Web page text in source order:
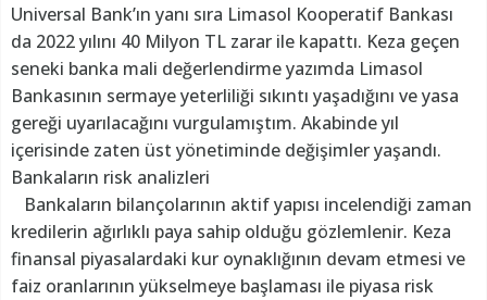
Universal Bank’ın yanı sıra Limasol Kooperatif Bankası
da 2022 yılını 40 Milyon TL zarar ile kapattı. Keza geçen
seneki banka mali değerlendirme yazımda Limasol
Bankasının sermaye yeterliliği sıkıntı yaşadığını ve yasa
gereği uyarılacağını vurgulamıştım. Akabinde yıl
içerisinde zaten üst yönetiminde değişimler yaşandı.
Bankaların risk analizleri
Bankaların bilançolarının aktif yapısı incelendiği zaman
kredilerin ağırlıklı paya sahip olduğu gözlemlenir. Keza
finansal piyasalardaki kur oynaklığının devam etmesi ve
faiz oranlarının yükselmeye başlaması ile piyasa risk